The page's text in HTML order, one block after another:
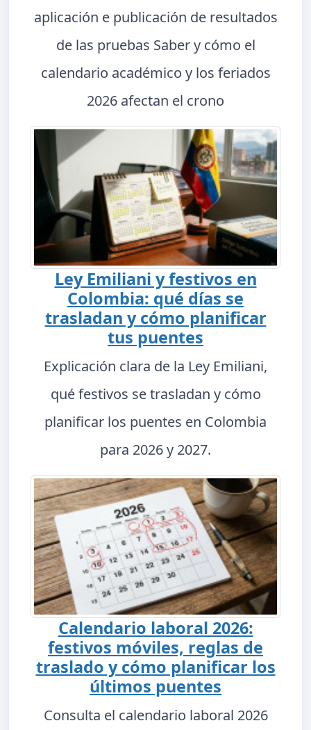
aplicación e publicación de resultados
de las pruebas Saber y cómo el
calendario académico y los feriados
2026 afectan el crono
Ley Emiliani y festivos en
Colombia: qué días se
trasladan y cómo planificar
tus puentes
Explicación clara de la Ley Emiliani,
qué festivos se trasladan y cómo
planificar los puentes en Colombia
para 2026 y 2027.
Calendario laboral 2026:
festivos móviles, reglas de
traslado y cómo planificar los
últimos puentes
Consulta el calendario laboral 2026